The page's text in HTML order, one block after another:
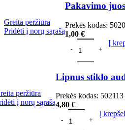
Greita peržiūra
Pridėti į norų sąrašą
Pakavimo
Prekės kodas:
1,00 €
Į
peržiūra
į norų sąrašą
Lipnus stiklo
Prekės kodas: 502113
4,80 €
Į